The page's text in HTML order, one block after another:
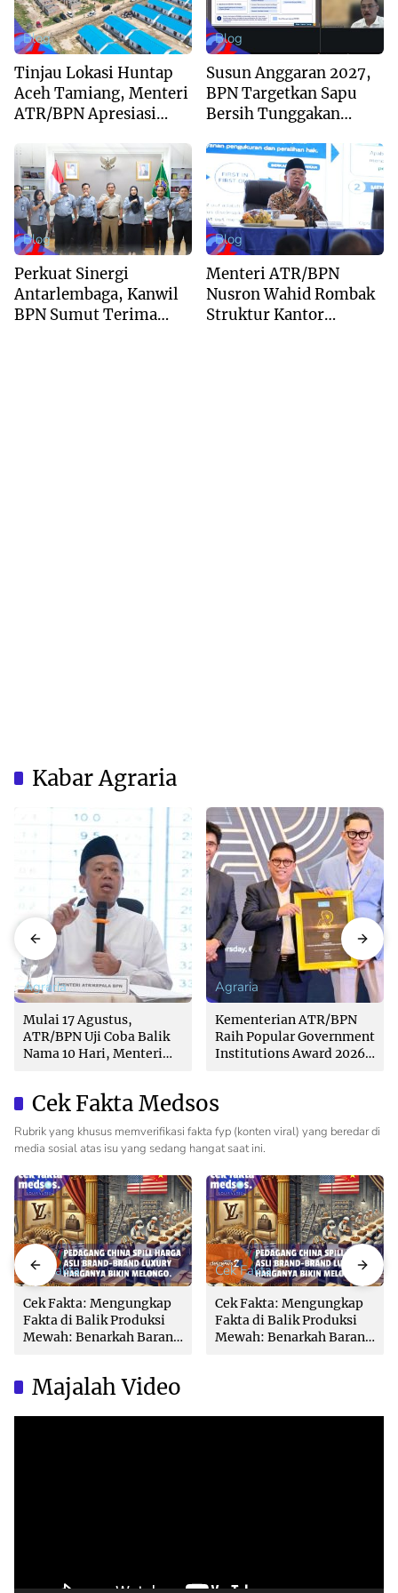
Blog
Tinjau Lokasi Huntap
Aceh Tamiang, Menteri
ATR/BPN Apresiasi
Buddha Tzu Chi dan
Aguan
Blog
Susun Anggaran 2027,
BPN Targetkan Sapu
Bersih Tunggakan
Kepastian Waktu
Layanan
Blog
Perkuat Sinergi
Antarlembaga, Kanwil
BPN Sumut Terima
Blog
Menteri ATR/BPN
Nusron Wahid Rombak
Struktur Kantor
Kabar Agraria
Agraria
Mulai 17 Agustus,
ATR/BPN Uji Coba Balik
Nama 10 Hari, Menteri
Agraria
Kementerian ATR/BPN
Raih Popular Government
Institutions Award 2026
Cek Fakta Medsos
Rubrik yang khusus memverifikasi fakta fyp (konten viral) yang beredar di
media sosial atas isu yang sedang hangat saat ini.
Cek Fakta
Cek Fakta: Mengungkap
Fakta di Balik Produksi
Mewah: Benarkah Barang
Cek Fakta
Cek Fakta: Mengungkap
Fakta di Balik Produksi
Mewah: Benarkah Barang
Majalah Video